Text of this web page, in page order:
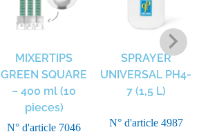
MIXERTIPS
GREEN SQUARE
– 400 ml (10
pieces)
N° d'article 7046
SPRAYER
UNIVERSAL PH4-
7 (1,5 L)
N° d'article 4987